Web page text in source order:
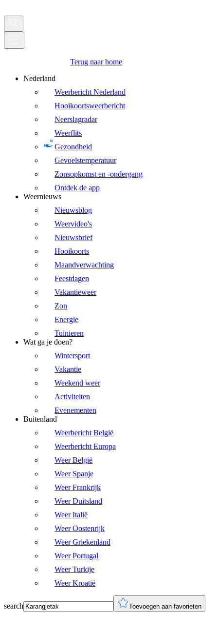
Terug naar home
Nederland
Weerbericht Nederland
Hooikoortsweerbericht
Neerslagradar
Weerflits
Gezondheid
Gevoelstemperatuur
Zonsopkomst en -ondergang
Ontdek de app
Weernieuws
Nieuwsblog
Weervideo's
Nieuwsbrief
Hooikoorts
Maandverwachting
Feestdagen
Vakantieweer
Zon
Energie
Tuinieren
Wat ga je doen?
Wintersport
Vakantie
Weekend weer
Activiteiten
Evenementen
Buitenland
Weerbericht België
Weerbericht Europa
Weer België
Weer Spanje
Weer Frankrijk
Weer Duitsland
Weer Italië
Weer Oostenrijk
Weer Griekenland
Weer Portugal
Weer Turkije
Weer Kroatië
search Toevoegen aan favorieten